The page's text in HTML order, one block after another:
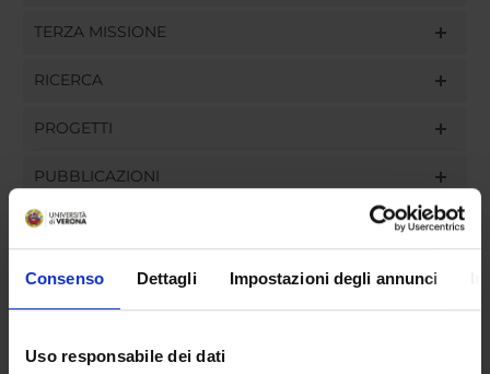
Consenso Dettagli Impostazioni degli annunci
Uso responsabile dei dati
TERZA MISSIONE
RICERCA
PROGETTI
PUBBLICAZIONI
INCARICHI